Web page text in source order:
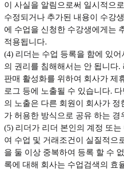
이 사실을 알림으로써 일시적으
수정되거나 추가된 내용이 수강
에 수업을 신청한 수강생에게는
적용됩니다.
(4) 리더는 수업 등록을 함에 있
의 권리를 침해해서는 안 됩니다
판매 활성화를 위하여 회사가 제
로그 등에 노출될 수 있습니다.
의 노출은 다른 회원이 회사가
가 허용한 방식으로 공유 하는 경
(5) 리더가 리더 본인의 계정 또
여 수업 및 거래조건이 실질적으
을 둘 이상 중복하여 등록 할 수
록에 대해 회사는 수업검색의 효